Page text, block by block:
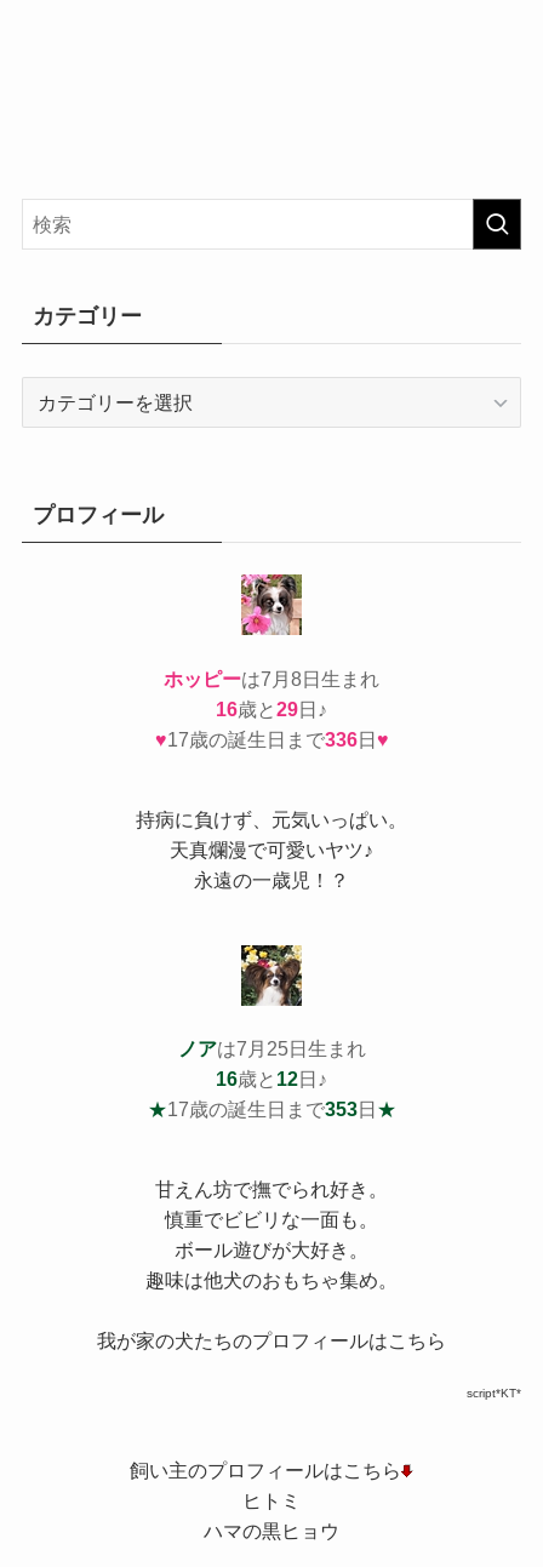
カテゴリー
ープロフィール
ホッピーは7月8日生まれ
16歳と29日♪
♥17歳の誕生日まで336日♥
持病に負けず、元気いっぱい。
天真爛漫で可愛いヤツ♪
永遠の一歳児！？
ノアは7月25日生まれ
16歳と 12日♪
★17歳の誕生日まで353日 ★
甘えん坊で撫でられ好き。
慎重でビビリな一面も。
ボール遊びが大好き。
趣味は他犬のおもちゃ集め。
我が家の犬たちのプロフィールはこちら
script*KT*
飼い主のプロフィールはこちら
ヒトミ
ハマの黒ヒョウ